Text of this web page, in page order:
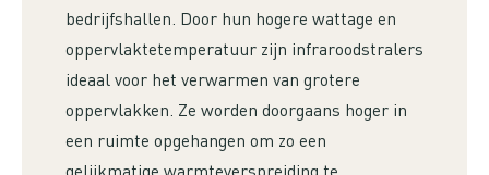
bedrijfshallen. Door hun hogere wattage en
oppervlaktetemperatuur zijn infraroodstralers
ideaal voor het verwarmen van grotere
oppervlakken. Ze worden doorgaans hoger in
een ruimte opgehangen om zo een
gelijkmatige warmteverspreiding te